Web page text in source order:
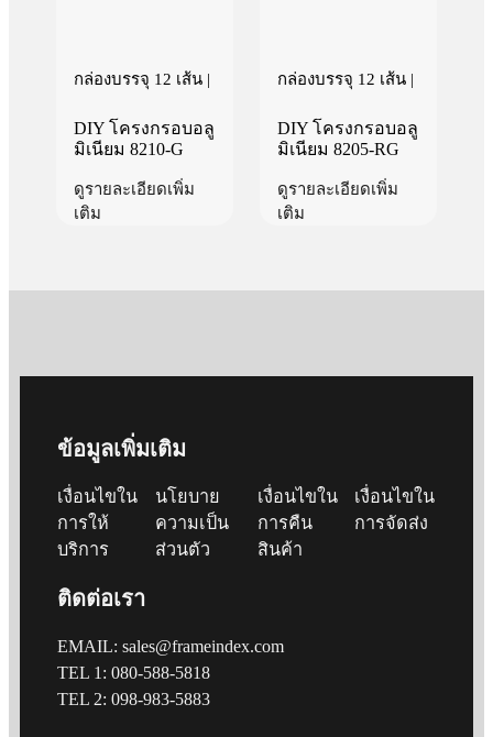
กล่องบรรจุ 12 เส้น |
DIY โครงกรอบอลู
มิเนียม 8210-G
ดูรายละเอียดเพิ่ม
เติม
กล่องบรรจุ 12 เส้น |
DIY โครงกรอบอลู
มิเนียม 8205-RG
ดูรายละเอียดเพิ่ม
เติม
ข้อมูลเพิ่มเติม
เงื่อนไขใน
การให้
บริการ
นโยบาย
ความเป็น
ส่วนตัว
เงื่อนไขใน
การคืน
สินค้า
เงื่อนไขใน
การจัดส่ง
ติดต่อเรา
EMAIL: sales@frameindex.com
TEL 1: 080-588-5818
TEL 2: 098-983-5883